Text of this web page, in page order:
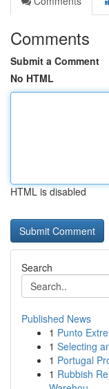
Comments
Submit a Comment
No HTML
HTML is disabled
Search
Published News
1 Punto
1 Selecting
1 Portugal
1 Rubbish